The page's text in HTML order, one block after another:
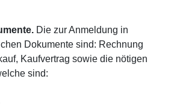
Die zur Anmeldung in
Dokumente sind: Rechnung
Kaufvertrag sowie die nötigen
sind: